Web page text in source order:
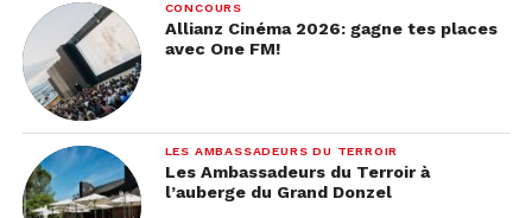
CONCOURS
Allianz Cinéma 2026: gagne tes places
avec One FM!
LES AMBASSADEURS DU TERROIR
Les Ambassadeurs du Terroir à
l’auberge du Grand Donzel